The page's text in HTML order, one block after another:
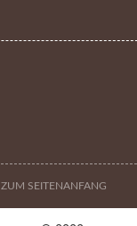
ZUM SEITENANFANG